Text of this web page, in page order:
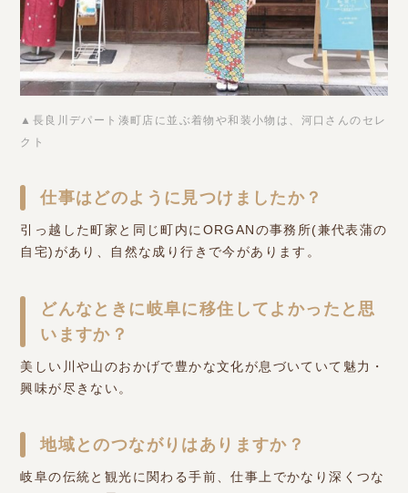
▲長良川デパート湊町店に並ぶ着物や和装小物は、河口さんのセレ
クト
仕事はどのように見つけましたか？
引っ越した町家と同じ町内にORGANの事務所(兼代表蒲の
自宅)があり、自然な成り行きで今があります。
どんなときに岐阜に移住してよかったと思
いますか？
美しい川や山のおかげで豊かな文化が息づいていて魅力・
興味が尽きない。
地域とのつながりはありますか？
岐阜の伝統と観光に関わる手前、仕事上でかなり深くつな